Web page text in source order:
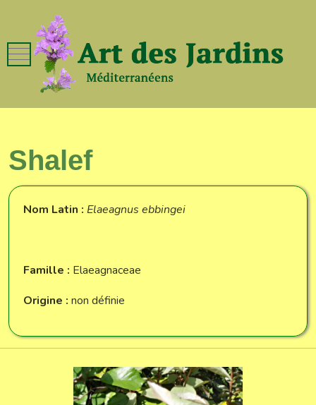
Mobile Menu Toggle
Shalef
Nom Latin : Elaeagnus ebbingei
Famille : Elaeagnaceae
Origine : non définie